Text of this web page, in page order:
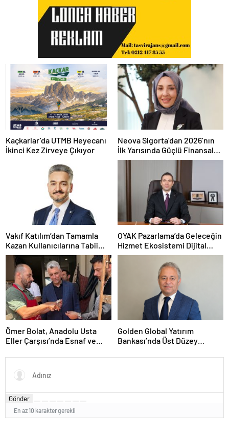
Kaçkarlar’da UTMB Heyecanı
İkinci Kez Zirveye Çıkıyor
Neova Sigorta’dan 2026’nın
İlk Yarısında Güçlü Finansal
Performans
Vakıf Katılım’dan Tamamla
Kazan Kullanıcılarına Tabii
Premium Fırsatı
OYAK Pazarlama’da Geleceğin
Hizmet Ekosistemi Dijital
Dönüşümle Şekilleniyor
Ömer Bolat, Anadolu Usta
Eller Çarşısı’nda Esnaf ve
Golden Global Yatırım
Bankası’nda Üst Düzey
Yönetim Kurulu Üyesi Oldu
Gönder
En az 10 karakter gerekli